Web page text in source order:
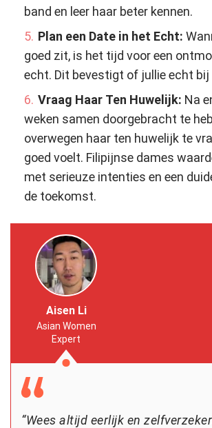
band en leer haar beter kennen.
Plan een Date in het Echt:
goed zit, is het tijd voor een
echt. Dit bevestigt of jullie echt bij
Vraag Haar Ten Huwelijk: Na
weken samen doorgebracht te
overwegen haar ten huwelijk te
goed voelt. Filipijnse dames
met serieuze intenties en een
de toekomst.
Aisen Li
Asian Women
Expert
“Wees altijd eerlijk en